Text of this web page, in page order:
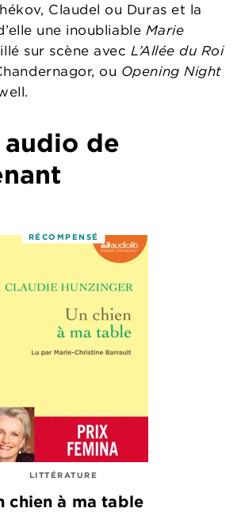
Claudel ou Duras et la
une inoubliable Marie
sur scène avecL’Allée du Roi
ou Opening Night
de
RÉCOMPENSÉ
LITTÉRATURE
chien à ma table